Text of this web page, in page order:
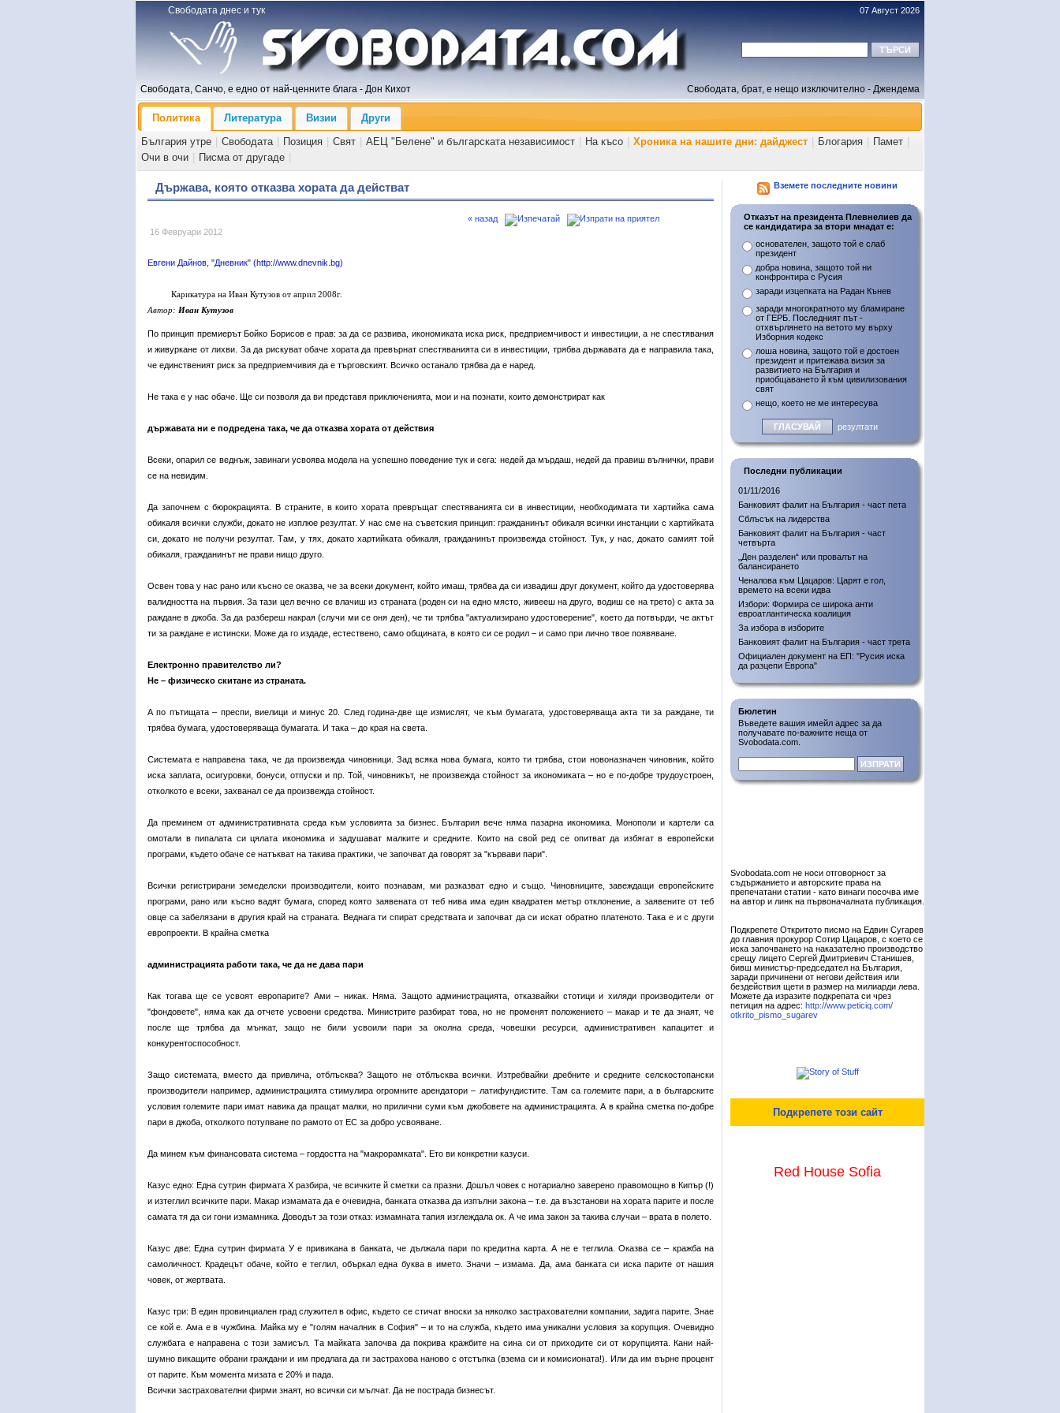
Свободата днес и тук 07 Август 2026
Свободата, Санчо, е едно от най-ценните блага - Дон Кихот Свободата, брат, е нещо изключително - Джендема
Политика Литература Визии
Други
България утре
Свободата Позиция Свят АЕЦ "Белене" и българската независимост На късо Хроника на нашите дни: дайджест Блогария Памет
Очи в очи
Писма от другаде
Държава, която отказва хората да действат
16 Февруари 2012
« назад
Евгени Дайнов, "Дневник" (http://www.dnevnik.bg)
Карикатура на Иван Кутузов от април 2008г.
Автор: Иван Кутузов
По принцип премиерът Бойко Борисов е прав: за да се развива, икономиката иска риск, предприемчивост и инвестиции, а не спестявания
и живуркане от лихви. За да рискуват обаче хората да превърнат спестяванията си в инвестиции, трябва държавата да е направила така,
че единственият риск за предприемчивия да е търговският. Всичко останало трябва да е наред.
Не така е у нас обаче. Ще си позволя да ви представя приключенията, мои и на познати, които демонстрират как
държавата ни е подредена така, че да отказва хората от действия
Всеки, опарил се веднъж, завинаги усвоява модела на успешно поведение тук и сега: недей да мърдаш, недей да правиш вълнички, прави
се на невидим.
Да започнем с бюрокрацията. В страните, в които хората превръщат спестяванията си в инвестиции, необходимата ти хартийка сама
обикаля всички служби, докато не изплюе резултат. У нас сме на съветския принцип: гражданинът обикаля всички инстанции с хартийката
си, докато не получи резултат. Там, у тях, докато хартийката обикаля, гражданинът произвежда стойност. Тук, у нас, докато самият той
обикаля, гражданинът не прави нищо друго.
Освен това у нас рано или късно се оказва, че за всеки документ, който имаш, трябва да си извадиш друг документ, който да удостоверява
валидността на първия. За тази цел вечно се влачиш из страната (роден си на едно място, живееш на друго, водиш се на трето) с акта за
раждане в джоба. За да разбереш накрая (случи ми се оня ден), че ти трябва "актуализирано удостоверение", което да потвърди, че актът
ти за раждане е истински. Може да го издаде, естествено, само общината, в която си се родил – и само при лично твое появяване.
Електронно правителство ли?
Не – физическо скитане из страната.
А по пътищата – преспи, виелици и минус 20. След година-две ще измислят, че към бумагата, удостоверяваща акта ти за раждане, ти
трябва бумага, удостоверяваща бумагата. И така – до края на света.
Системата е направена така, че да произвежда чиновници. Зад всяка нова бумага, която ти трябва, стои новоназначен чиновник, който
иска заплата, осигуровки, бонуси, отпуски и пр. Той, чиновникът, не произвежда стойност за икономиката – но е по-добре трудоустроен,
отколкото е всеки, захванал се да произвежда стойност.
Да преминем от административната среда към условията за бизнес. България вече няма пазарна икономика. Монополи и картели са
омотали в пипалата си цялата икономика и задушават малките и средните. Които на свой ред се опитват да избягат в европейски
програми, където обаче се натъкват на такива практики, че започват да говорят за "кървави пари".
Всички регистрирани земеделски производители, които познавам, ми разказват едно и също. Чиновниците, завеждащи европейските
програми, рано или късно вадят бумага, според която заявената от теб нива има един квадратен метър отклонение, а заявените от теб
овце са забелязани в другия край на страната. Веднага ти спират средствата и започват да си искат обратно платеното. Така е и с други
европроекти. В крайна сметка
администрацията работи така, че да не дава пари
Как тогава ще се усвоят европарите? Ами – никак. Няма. Защото администрацията, отказвайки стотици и хиляди производители от
"фондовете", няма как да отчете усвоени средства. Министрите разбират това, но не променят положението – макар и те да знаят, че
после ще трябва да мънкат, защо не били усвоили пари за околна среда, човешки ресурси, административен капацитет и
конкурентоспособност.
Защо системата, вместо да привлича, отблъсква? Защото не отблъсква всички. Изтребвайки дребните и средните селскостопански
производители например, администрацията стимулира огромните арендатори – латифундистите. Там са големите пари, а в българските
условия големите пари имат навика да пращат малки, но прилични суми към джобовете на администрацията. А в крайна сметка по-добре
пари в джоба, отколкото потупване по рамото от ЕС за добро усвояване.
Да минем към финансовата система – гордостта на "макрорамката". Ето ви конкретни казуси.
Казус едно: Една сутрин фирмата Х разбира, че всичките й сметки са празни. Дошъл човек с нотариално заверено правомощно в Кипър (!)
и изтеглил всичките пари. Макар измамата да е очевидна, банката отказва да изпълни закона – т.е. да възстанови на хората парите и после
самата тя да си гони измамника. Доводът за този отказ: измамната тапия изглеждала ок. А че има закон за такива случаи – врата в полето.
Казус две: Една сутрин фирмата У е привикана в банката, че дължала пари по кредитна карта. А не е теглила. Оказва се – кражба на
самоличност. Крадецът обаче, който е теглил, объркал една буква в името. Значи – измама. Да, ама банката си иска парите от нашия
човек, от жертвата.
Казус три: В един провинциален град служител в офис, където се стичат вноски за няколко застрахователни компании, задига парите. Знае
се кой е. Ама е в чужбина. Майка му е "голям началник в София" – и то на служба, където има уникални условия за корупция. Очевидно
службата е направена с този замисъл. Та майката започва да покрива кражбите на сина си от приходите си от корупцията. Кани най-
шумно викащите обрани граждани и им предлага да ги застрахова наново с отстъпка (взема си и комисионата!). Или да им върне процент
от парите. Към момента мизата е 20% и пада.
Всички застрахователни фирми знаят, но всички си мълчат. Да не пострада бизнесът.
Вземете последните новини
Отказът на президента Плевнелиев да
се кандидатира за втори мнадат е:
основателен, защото той е слаб
президент
добра новина, защото той ни
конфронтира с Русия
заради изцепката на Радан Кънев
заради многократното му бламиране
от ГЕРБ. Последният път -
отхвърлянето на ветото му върху
Изборния кодекс
лоша новина, защото той е достоен
президент и притежава визия за
развитието на България и
приобщаването й към цивилизования
свят
нещо, което не ме интересува
резултати
Последни публикации
01/11/2016
Банковият фалит на България - част пета
Сблъсък на лидерства
Банковият фалит на България - част
четвърта
„Ден разделен“ или провалът на
балансирането
Ченалова към Цацаров: Царят е гол,
времето на всеки идва
Избори: Формира се широка анти
евроатлантическа коалиция
За избора в изборите
Банковият фалит на България - част трета
Официален документ на ЕП: "Русия иска
да разцепи Европа"
Бюлетин
Въведете вашия имейл адрес за да
получавате по-важните неща от
Svobodata.com.
Svobodata.com не носи отговорност за
съдържанието и авторските права на
препечатани статии - като винаги посочва име
на автор и линк на първоначалната публикация.
Подкрепете Откритото писмо на Едвин Сугарев
до главния прокурор Сотир Цацаров, с което се
иска започването на наказателно производство
срещу лицето Сергей Дмитриевич Станишев,
бивш министър-председател на България,
заради причинени от негови действия или
бездействия щети в размер на милиарди лева.
Можете да изразите подкрепата си чрез
петиция на адрес: http://www.peticiq.com/
otkrito_pismo_sugarev
Подкрепете този сайт
Red House Sofia